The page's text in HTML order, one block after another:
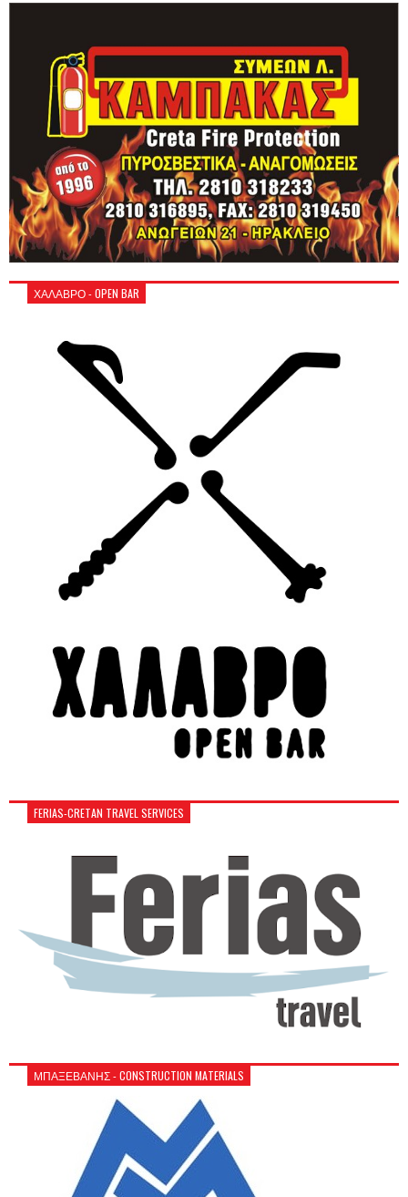
ΧΑΛΑΒΡΟ - OPEN BAR
FERIAS-CRETAN TRAVEL SERVICES
ΜΠΑΞΕΒΑΝΗΣ - CONSTRUCTION MATERIALS